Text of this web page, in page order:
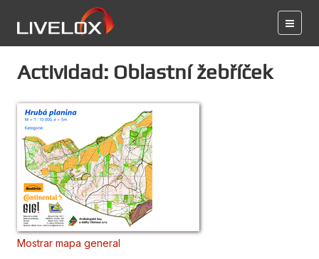
Actividad: Oblastní žebříček
Mostrar mapa general